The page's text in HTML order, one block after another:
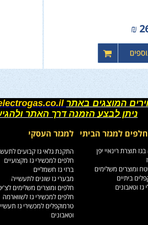
₪
המוצגים באתר
ניתן לבצע הזמנה דרך האתר
למגזר הביתי למגזר העסקי
תוצרת רינאיי יפן
ומוצרים משלימים
ביתיים
גז וטאבונים
התקנת גלאי גז קבועים
חלפים למכשירי גז מקצועיים
ברזי גז חשמליים
מבערי גז שונים לתעשייה
חלפים ומוצרים משלימים
חלפים למכשירי גז לשווארמה
טרמוקפלים למכשירי גז
וטאבונים